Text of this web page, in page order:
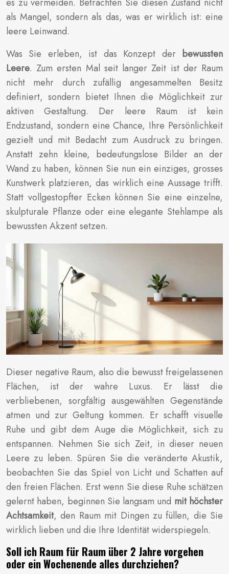
als Mangel, sondern als das, was er wirklich ist: eine
leere Leinwand.
Was Sie erleben, ist das Konzept der bewussten
Leere. Zum ersten Mal seit langer Zeit ist der Raum
nicht mehr durch zufällig angesammelten Besitz
definiert, sondern bietet Ihnen die Möglichkeit zur
aktiven Gestaltung. Der leere Raum ist kein
Endzustand, sondern eine Chance, Ihre Persönlichkeit
gezielt und mit Bedacht zum Ausdruck zu bringen.
Anstatt zehn kleine, bedeutungslose Bilder an der
Wand zu haben, können Sie nun ein einziges, grosses
Kunstwerk platzieren, das wirklich eine Aussage trifft.
Statt vollgestopfter Ecken können Sie eine einzelne,
skulpturale Pflanze oder eine elegante Stehlampe als
bewussten Akzent setzen.
Dieser negative Raum, also die bewusst freigelassenen
Flächen, ist der wahre Luxus. Er lässt die
verbliebenen, sorgfältig ausgewählten Gegenstände
atmen und zur Geltung kommen. Er schafft visuelle
Ruhe und gibt dem Auge die Möglichkeit, sich zu
entspannen. Nehmen Sie sich Zeit, in dieser neuen
Leere zu leben. Spüren Sie die veränderte Akustik,
beobachten Sie das Spiel von Licht und Schatten auf
den freien Flächen. Erst wenn Sie diese Ruhe schätzen
gelernt haben, beginnen Sie langsam und mit höchster
Achtsamkeit, den Raum mit Dingen zu füllen, die Sie
wirklich lieben und die Ihre Identität widerspiegeln.
Soll ich Raum für Raum über 2 Jahre vorgehen
oder ein Wochenende alles durchziehen?